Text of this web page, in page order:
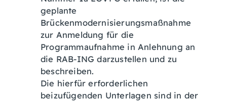
geplante
Brückenmodernisierungsmaßnahme
zur Anmeldung für die
Programmaufnahme in Anlehnung an
die RAB-ING darzustellen und zu
beschreiben.
Die hierfür erforderlichen
beizufügenden Unterlagen sind in der